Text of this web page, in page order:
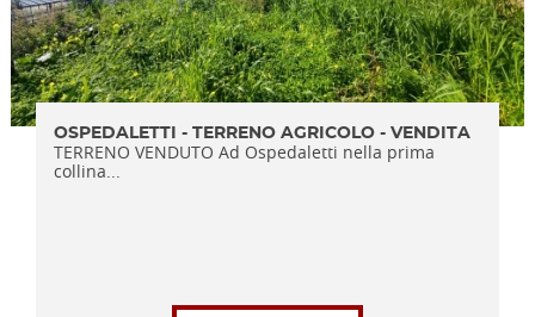
OSPEDALETTI - TERRENO AGRICOLO - VENDITA
TERRENO VENDUTO Ad Ospedaletti nella prima
collina...